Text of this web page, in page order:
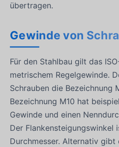
übertragen.
Gewinde von
Für den Stahlbau gilt das
metrischem Regelgewinde.
Schrauben die Bezeichnung
Bezeichnung M10 hat
Gewinde und einen
Der Flankensteigungswinkel
Durchmesser. Alternativ gibt